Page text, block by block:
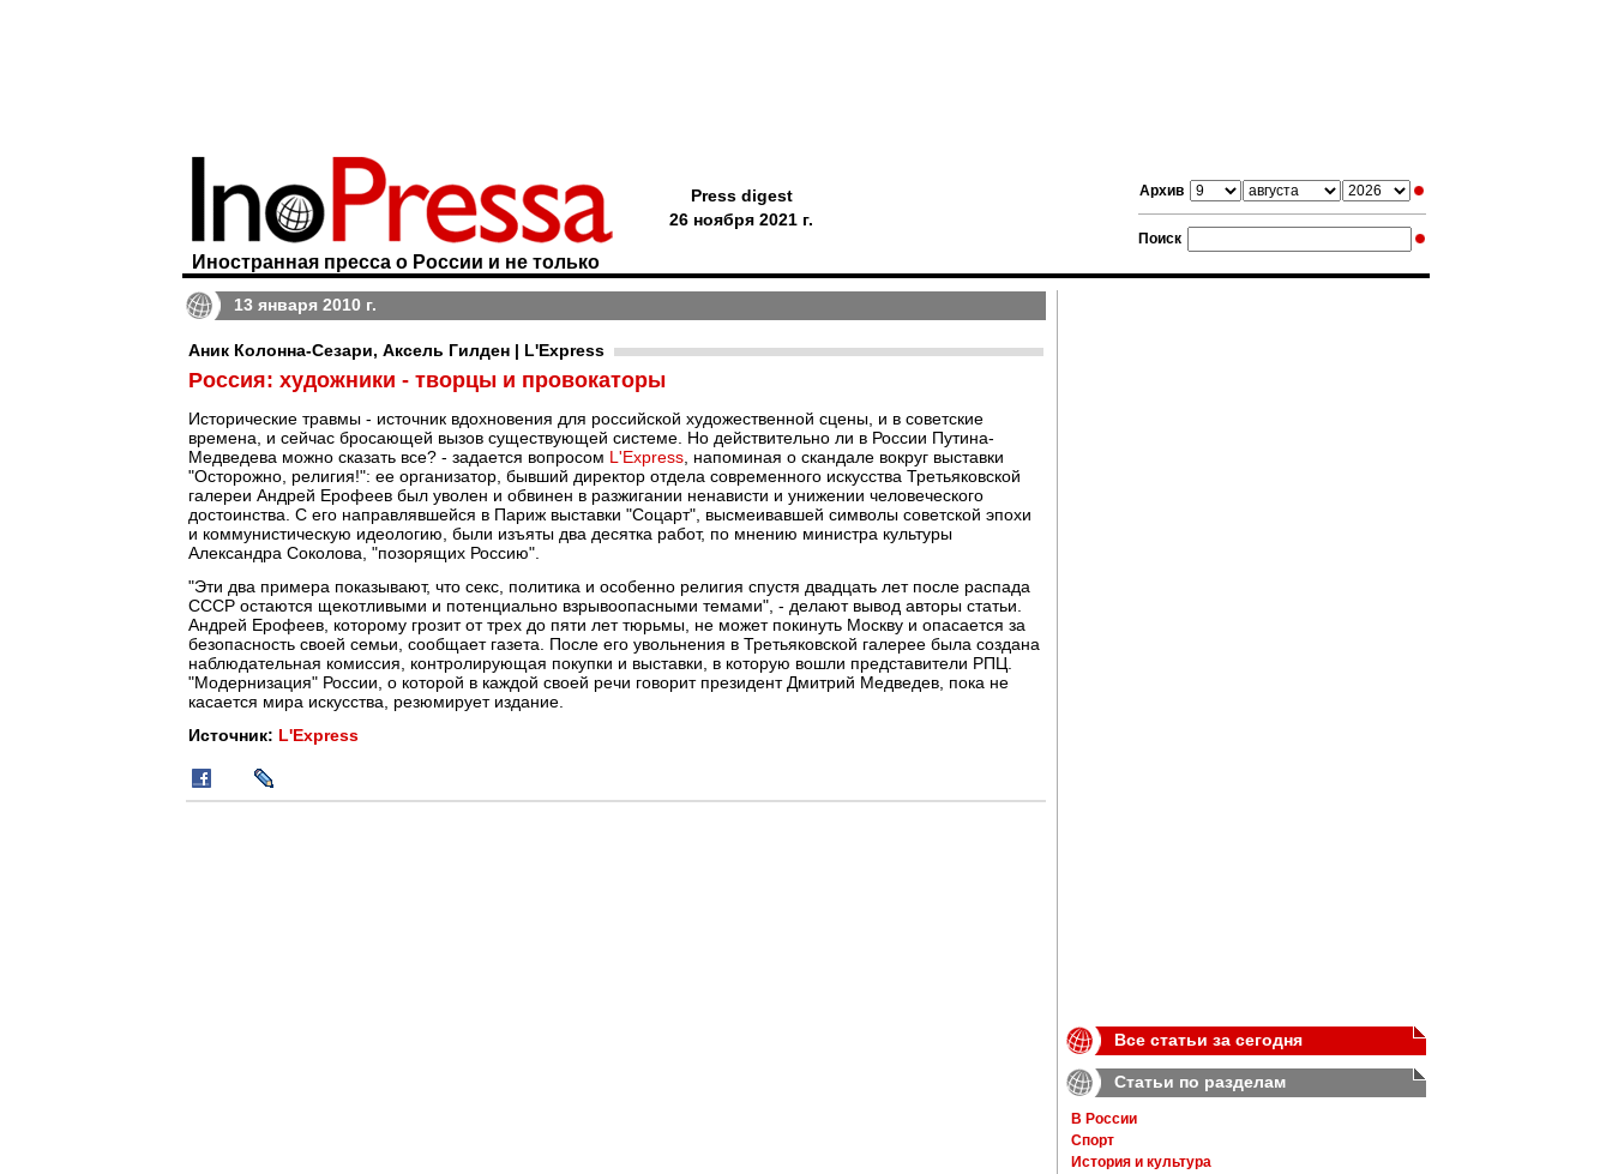
Архив
Поиск
Иностранная пресса о России и не только
Press digest
26 ноября 2021 г.
13 января 2010 г.
Аник Колонна-Сезари, Аксель Гилден | L'Express
Россия: художники - творцы и провокаторы
Исторические травмы - источник вдохновения для российской художественной сцены, и в советские
времена, и сейчас бросающей вызов существующей системе. Но действительно ли в России Путина-
Медведева можно сказать все? - задается вопросом L'Express , напоминая о скандале вокруг выставки
"Осторожно, религия!": ее организатор, бывший директор отдела современного искусства Третьяковской
галереи Андрей Ерофеев был уволен и обвинен в разжигании ненависти и унижении человеческого
достоинства. С его направлявшейся в Париж выставки "Соцарт", высмеивавшей символы советской эпохи
и коммунистическую идеологию, были изъяты два десятка работ, по мнению министра культуры
Александра Соколова, "позорящих Россию".
"Эти два примера показывают, что секс, политика и особенно религия спустя двадцать лет после распада
СССР остаются щекотливыми и потенциально взрывоопасными темами", - делают вывод авторы статьи.
Андрей Ерофеев, которому грозит от трех до пяти лет тюрьмы, не может покинуть Москву и опасается за
безопасность своей семьи, сообщает газета. После его увольнения в Третьяковской галерее была создана
наблюдательная комиссия, контролирующая покупки и выставки, в которую вошли представители РПЦ.
"Модернизация" России, о которой в каждой своей речи говорит президент Дмитрий Медведев, пока не
касается мира искусства, резюмирует издание.
Источник: L'Express
Все статьи за сегодня
Статьи по разделам
В России
Спорт
История и культура